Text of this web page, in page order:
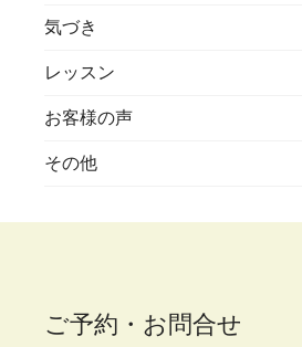
気づき
レッスン
お客様の声
その他
ご予約・お問合せ